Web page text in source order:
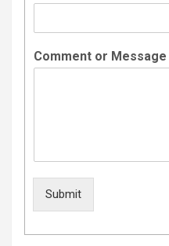
Comment or Message
Submit